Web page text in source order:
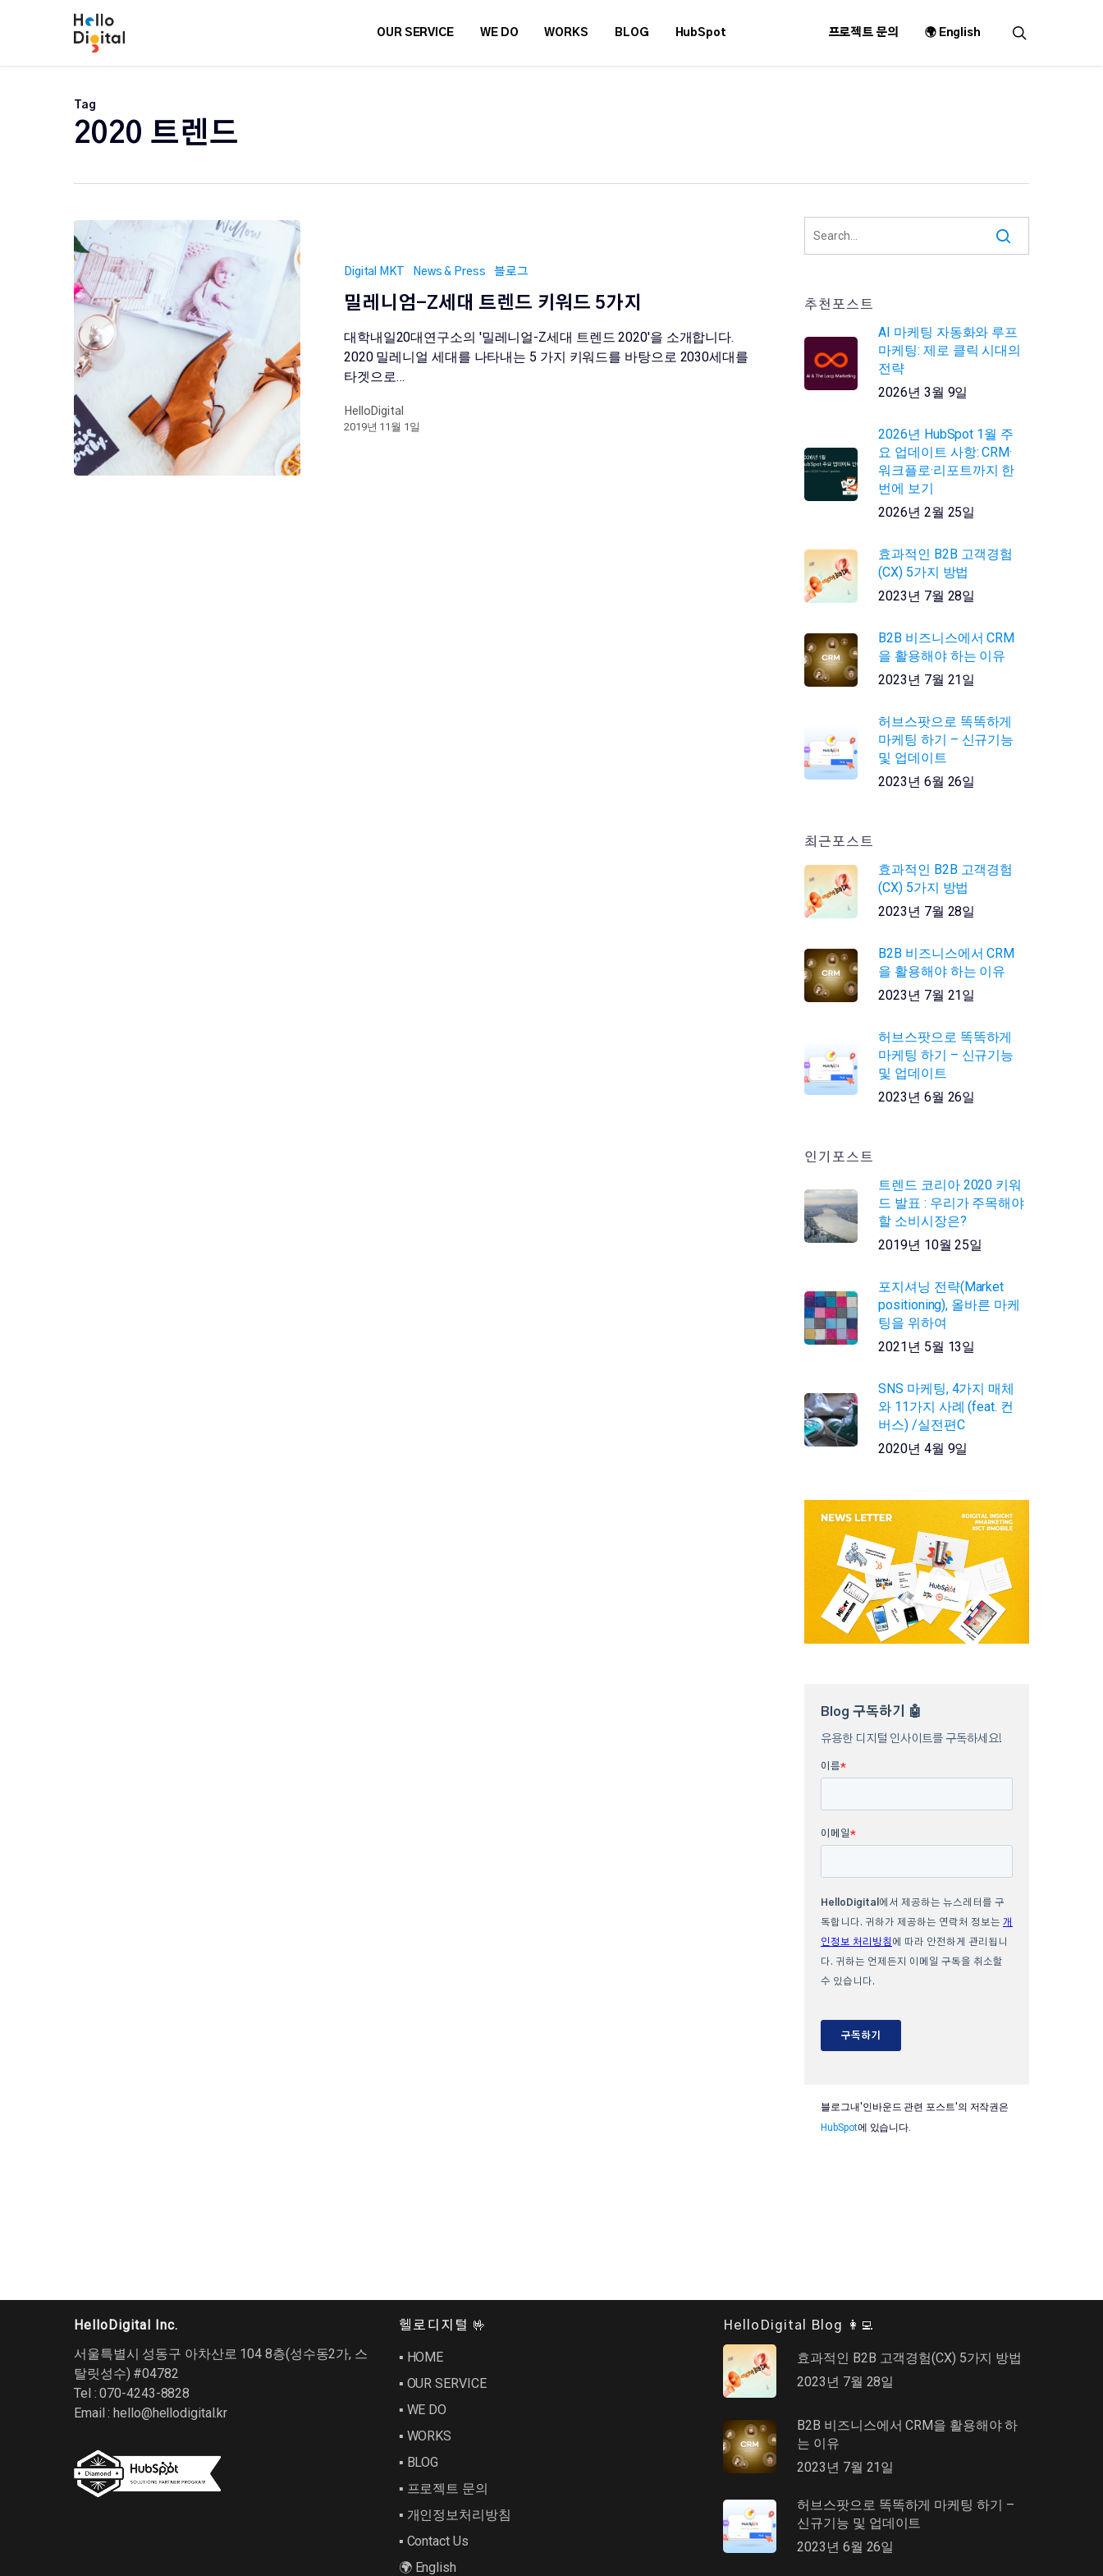
OUR SERVICE WE DO WORKS BLOG HubSpot 프로젝트 문의 🌍 English
Tag
2020 트렌드
Digital MKT News & Press 블로그
밀레니엄-Z세대 트렌드 키워드 5가지
대학내일20대연구소의 '밀레니얼-Z세대 트렌드 2020'을 소개합니다.
2020 밀레니얼 세대를 나타내는 5 가지 키워드를 바탕으로 2030세대를
타겟으로…
HelloDigital
2019년 11월 1일
추천포스트
AI 마케팅 자동화와 루프
마케팅: 제로 클릭 시대의
전략
2026년 3월 9일
2026년 HubSpot 1월 주
요 업데이트 사항: CRM·
워크플로·리포트까지 한
번에 보기
2026년 2월 25일
효과적인 B2B 고객경험
(CX) 5가지 방법
2023년 7월 28일
B2B 비즈니스에서 CRM
을 활용해야 하는 이유
2023년 7월 21일
허브스팟으로 똑똑하게
마케팅 하기 – 신규기능
및 업데이트
2023년 6월 26일
최근포스트
효과적인 B2B 고객경험
(CX) 5가지 방법
2023년 7월 28일
B2B 비즈니스에서 CRM
을 활용해야 하는 이유
2023년 7월 21일
허브스팟으로 똑똑하게
마케팅 하기 – 신규기능
및 업데이트
2023년 6월 26일
인기포스트
트렌드 코리아 2020 키워
드 발표 : 우리가 주목해야
할 소비시장은?
2019년 10월 25일
포지셔닝 전략(Market
positioning), 올바른 마케
팅을 위하여
2021년 5월 13일
SNS 마케팅, 4가지 매체
와 11가지 사례 (feat. 컨
버스) /실전편C
2020년 4월 9일
블로그내'인바운드 관련 포스트'의 저작권은
HubSpot에 있습니다.
HelloDigital Inc.
서울특별시 성동구 아차산로 104 8층(성수동2가, 스
탈릿성수) #04782
Tel : 070-4243-8828
Email :hello@hellodigital.kr
헬로디지털 🤟
▪︎ HOME
▪︎ OUR SERVICE
▪︎ WE DO
▪︎ WORKS
▪︎ BLOG
▪︎ 프로젝트 문의
▪︎ 개인정보처리방침
▪︎ Contact Us
🌍 English
HelloDigital Blog 👩‍💻
효과적인 B2B 고객경험(CX) 5가지 방법
2023년 7월 28일
B2B 비즈니스에서 CRM을 활용해야 하
는 이유
2023년 7월 21일
허브스팟으로 똑똑하게 마케팅 하기 –
신규기능 및 업데이트
2023년 6월 26일